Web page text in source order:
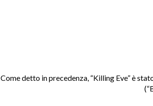
Come detto in precedenza, “Killing Eve” è